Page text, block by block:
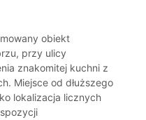
obiekt
przy ulicy
znakomitej kuchni z
Miejsce od dłuższego
lokalizacja licznych